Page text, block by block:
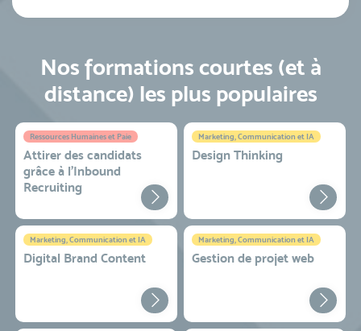
Nos formations courtes (et à
distance) les plus populaires
Ressources Humaines et Paie
Attirer des candidats
grâce à l’Inbound
Recruiting
Marketing, Communication et IA
Design Thinking
Marketing, Communication et IA
Digital Brand Content
Marketing, Communication et IA
Gestion de projet web